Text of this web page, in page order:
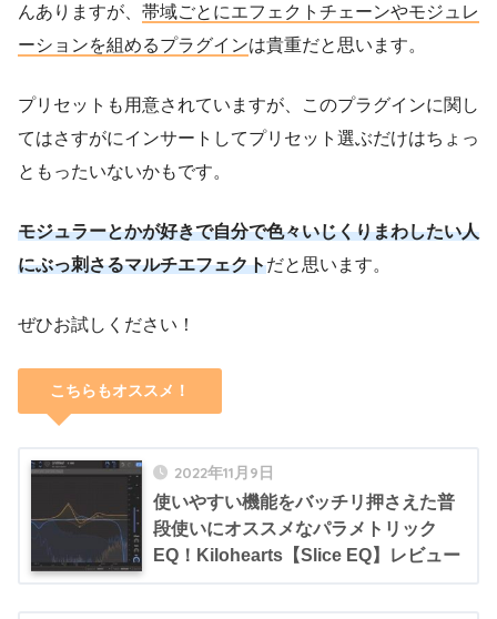
んありますが、 帯域ごとにエフェクトチェーンやモジュレ
ーションを組めるプラグインは貴重だと思います。
プリセットも用意されていますが、このプラグインに関し
てはさすがにインサートしてプリセット選ぶだけはちょっ
ともったいないかもです。
モジュラーとかが好きで自分で色々いじくりまわしたい人
にぶっ刺さるマルチエフェクトだと思います。
ぜひお試しください！
こちらもオススメ！
2022年11月9日
使いやすい機能をバッチリ押さえた普
段使いにオススメなパラメトリック
EQ！Kilohearts【Slice EQ】レビュー